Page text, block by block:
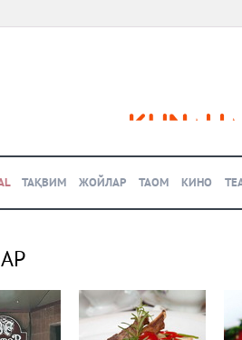
ТАҚВИМ ЖОЙЛАР ТАОМ КИНО